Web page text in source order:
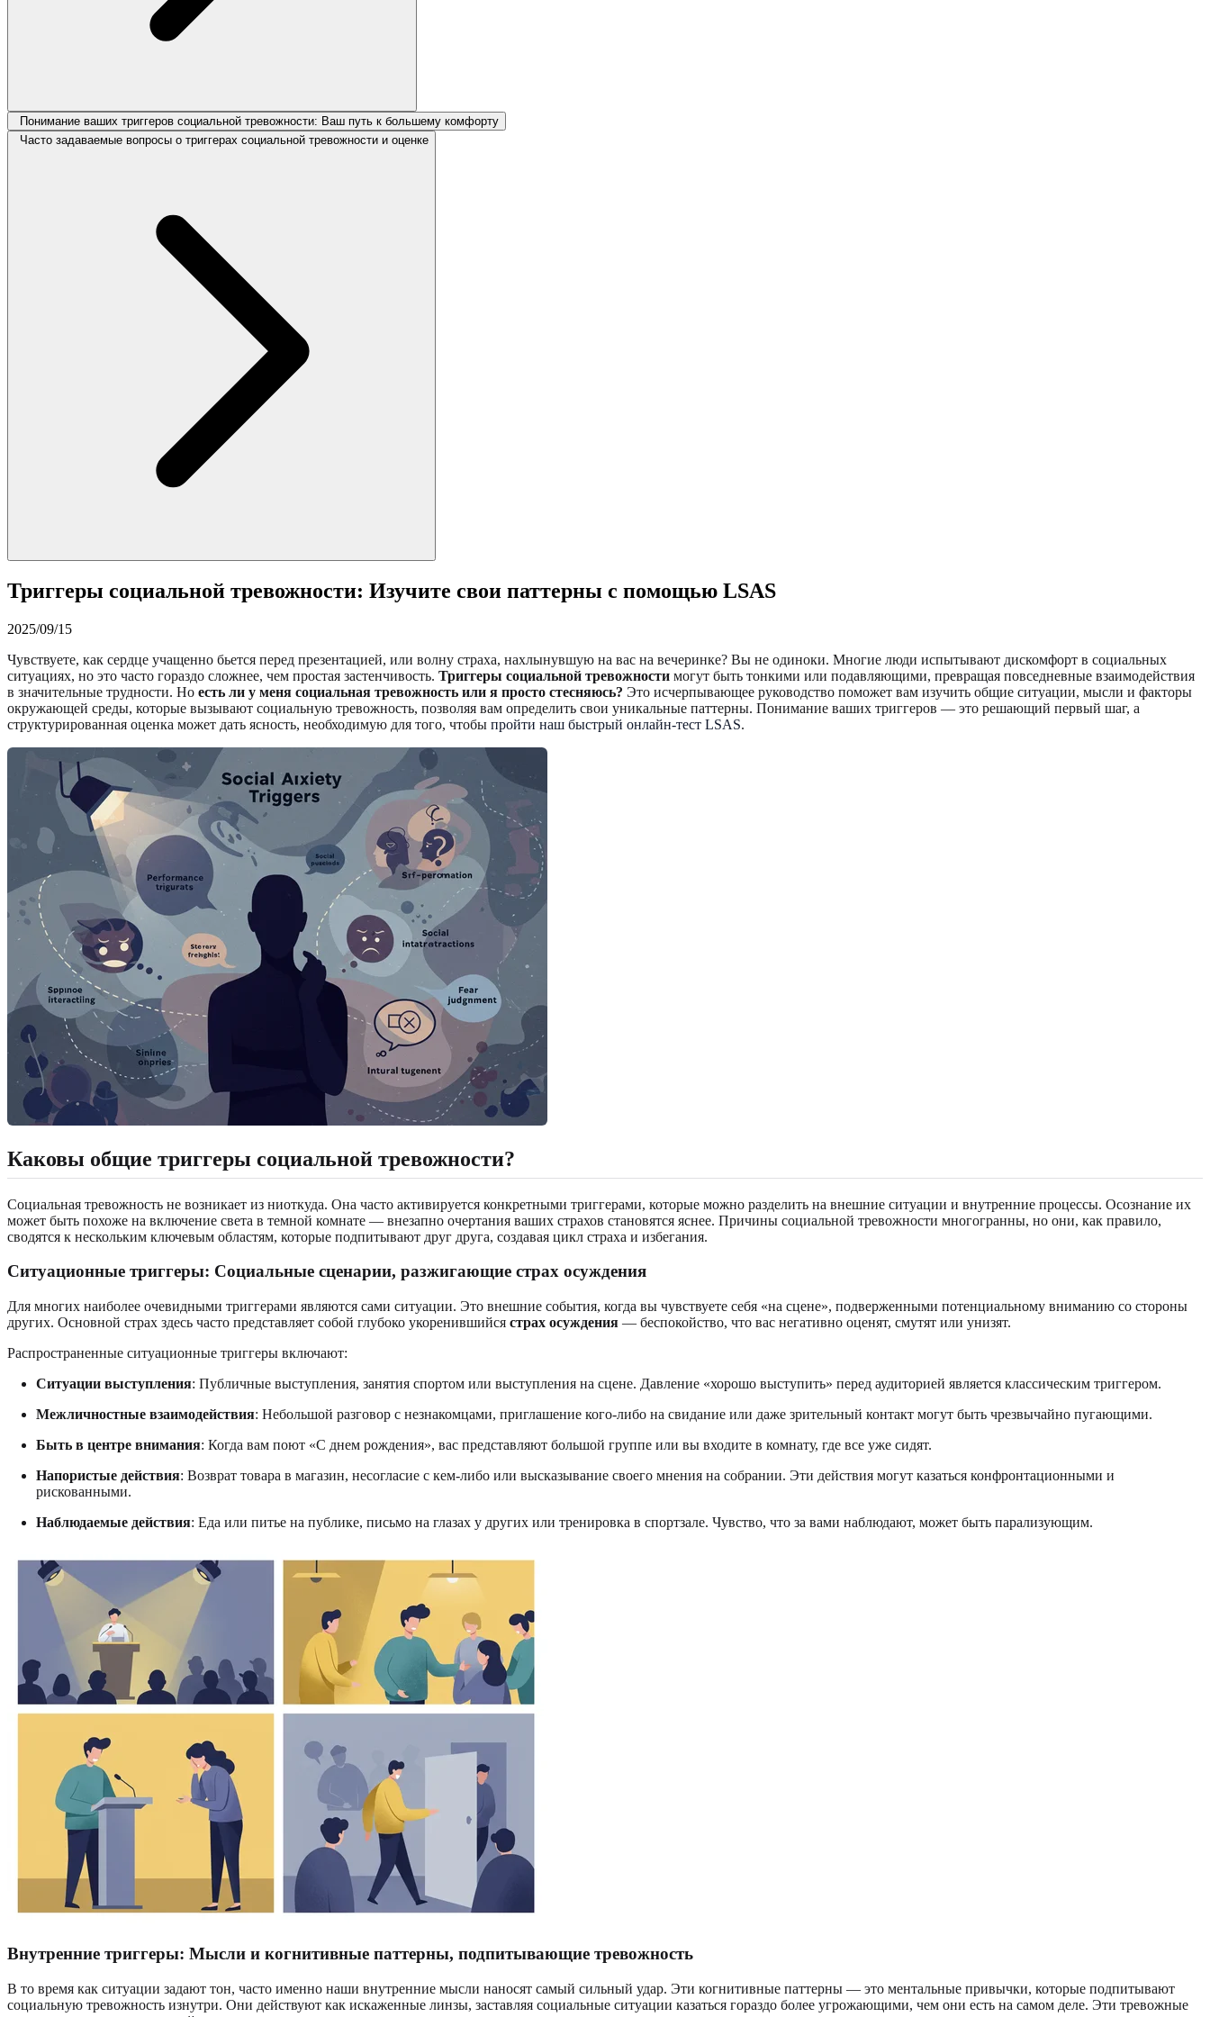
Понимание ваших триггеров социальной тревожности: Ваш путь к большему комфорту
Часто задаваемые вопросы о триггерах социальной тревожности и оценке
Триггеры социальной тревожности: Изучите свои паттерны с помощью LSAS
2025/09/15
Чувствуете, как сердце учащенно бьется перед презентацией, или волну страха, нахлынувшую на вас на вечеринке? Вы не одиноки. Многие люди испытывают дискомфорт в социальных
ситуациях, но это часто гораздо сложнее, чем простая застенчивость. Триггеры социальной тревожности могут быть тонкими или подавляющими, превращая повседневные взаимодействия
в значительные трудности. Но есть ли у меня социальная тревожность или я просто стесняюсь? Это исчерпывающее руководство поможет вам изучить общие ситуации, мысли и факторы
окружающей среды, которые вызывают социальную тревожность, позволяя вам определить свои уникальные паттерны. Понимание ваших триггеров — это решающий первый шаг, а
структурированная оценка может дать ясность, необходимую для того, чтобы пройти наш быстрый онлайн-тест LSAS.
Каковы общие триггеры социальной тревожности?
Социальная тревожность не возникает из ниоткуда. Она часто активируется конкретными триггерами, которые можно разделить на внешние ситуации и внутренние процессы. Осознание их
может быть похоже на включение света в темной комнате — внезапно очертания ваших страхов становятся яснее. Причины социальной тревожности многогранны, но они, как правило,
сводятся к нескольким ключевым областям, которые подпитывают друг друга, создавая цикл страха и избегания.
Ситуационные триггеры: Социальные сценарии, разжигающие страх осуждения
Для многих наиболее очевидными триггерами являются сами ситуации. Это внешние события, когда вы чувствуете себя «на сцене», подверженными потенциальному вниманию со стороны
других. Основной страх здесь часто представляет собой глубоко укоренившийся страх осуждения — беспокойство, что вас негативно оценят, смутят или унизят.
Распространенные ситуационные триггеры включают:
Ситуации выступления: Публичные выступления, занятия спортом или выступления на сцене. Давление «хорошо выступить» перед аудиторией является классическим триггером.
Межличностные взаимодействия: Небольшой разговор с незнакомцами, приглашение кого-либо на свидание или даже зрительный контакт могут быть чрезвычайно пугающими.
Быть в центре внимания: Когда вам поют «С днем рождения», вас представляют большой группе или вы входите в комнату, где все уже сидят.
Напористые действия: Возврат товара в магазин, несогласие с кем-либо или высказывание своего мнения на собрании. Эти действия могут казаться конфронтационными и
рискованными.
Наблюдаемые действия: Еда или питье на публике, письмо на глазах у других или тренировка в спортзале. Чувство, что за вами наблюдают, может быть парализующим.
Внутренние триггеры: Мысли и когнитивные паттерны, подпитывающие тревожность
В то время как ситуации задают тон, часто именно наши внутренние мысли наносят самый сильный удар. Эти когнитивные паттерны — это ментальные привычки, которые подпитывают
социальную тревожность изнутри. Они действуют как искаженные линзы, заставляя социальные ситуации казаться гораздо более угрожающими, чем они есть на самом деле. Эти тревожные